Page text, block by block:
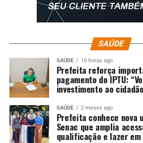
SAÚDE
SAÚDE 16 horas ago
Prefeita reforça
pagamento do IPTU:
investimento ao
SAÚDE 2 meses ago
Prefeita conhece nova
Senac que amplia
qualificação e lazer em